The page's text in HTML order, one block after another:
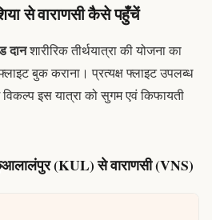
से वाराणसी कैसे पहुँचें
दानशारीरिक तीर्थयात्रा की योजना का
बुक कराना। प्रत्यक्ष फ्लाइट उपलब्ध
इस यात्रा को सुगम एवं किफायती
(KUL) से वाराणसी (VNS)